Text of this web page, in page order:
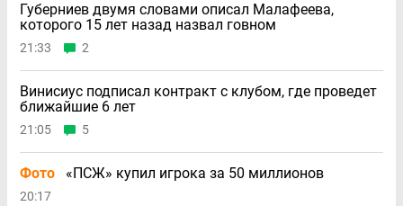
Губерниев двумя словами описал Малафеева,
которого 15 лет назад назвал говном
21:33 2
Винисиус подписал контракт с клубом, где проведет
ближайшие 6 лет
21:05 5
Фото «ПСЖ» купил игрока за 50 миллионов
20:17